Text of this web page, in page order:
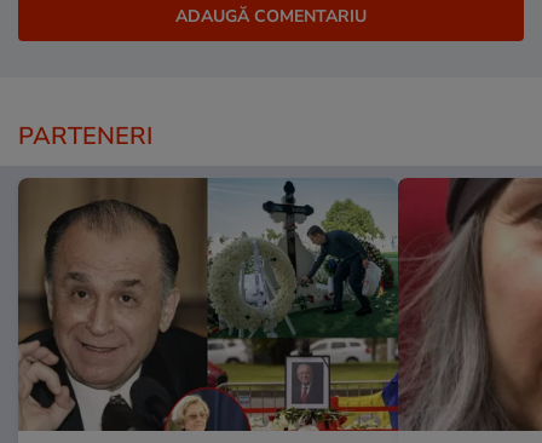
PARTENERI